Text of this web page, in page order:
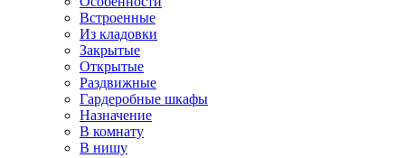
Встроенные
Из кладовки
Закрытые
Открытые
Раздвижные
Гардеробные шкафы
Назначение
В комнату
В нишу